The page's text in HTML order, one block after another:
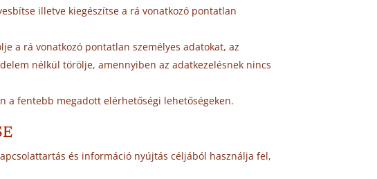
illetve kiegészítse a rá vonatkozó pontatlan
a rá vonatkozó pontatlan személyes adatokat, az
nélkül törölje, amennyiben az adatkezelésnek nincs
a fentebb megadott elérhetőségi lehetőségeken.
és információ nyújtás céljából használja fel,